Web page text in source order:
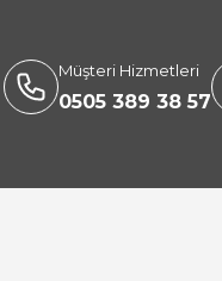
Müşteri Hizmetleri
0505 389 38 57